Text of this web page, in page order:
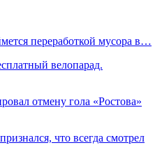
переработкой мусора в…
велопарад.
отмену гола «Ростова»
что всегда смотрел